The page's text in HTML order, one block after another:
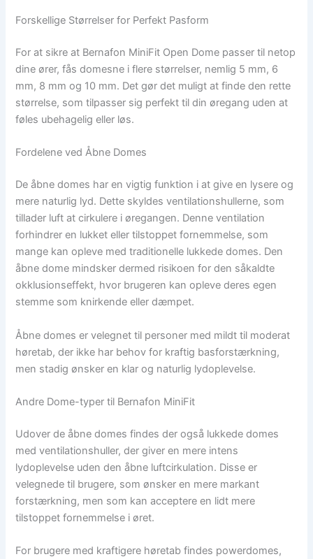
Forskellige Størrelser for Perfekt Pasform
For at sikre at Bernafon MiniFit Open Dome passer til netop
dine ører, fås domesne i flere størrelser, nemlig 5 mm, 6
mm, 8 mm og 10 mm. Det gør det muligt at finde den rette
størrelse, som tilpasser sig perfekt til din øregang uden at
føles ubehagelig eller løs.
Fordelene ved Åbne Domes
De åbne domes har en vigtig funktion i at give en lysere og
mere naturlig lyd. Dette skyldes ventilationshullerne, som
tillader luft at cirkulere i øregangen. Denne ventilation
forhindrer en lukket eller tilstoppet fornemmelse, som
mange kan opleve med traditionelle lukkede domes. Den
åbne dome mindsker dermed risikoen for den såkaldte
okklusionseffekt, hvor brugeren kan opleve deres egen
stemme som knirkende eller dæmpet.
Åbne domes er velegnet til personer med mildt til moderat
høretab, der ikke har behov for kraftig basforstærkning,
men stadig ønsker en klar og naturlig lydoplevelse.
Andre Dome-typer til Bernafon MiniFit
Udover de åbne domes findes der også lukkede domes
med ventilationshuller, der giver en mere intens
lydoplevelse uden den åbne luftcirkulation. Disse er
velegnede til brugere, som ønsker en mere markant
forstærkning, men som kan acceptere en lidt mere
tilstoppet fornemmelse i øret.
For brugere med kraftigere høretab findes powerdomes,